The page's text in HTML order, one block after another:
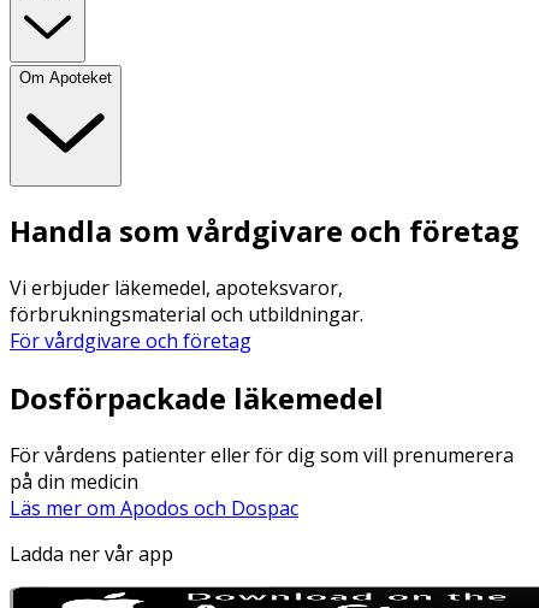
Om Apoteket
Handla som vårdgivare och företag
Vi erbjuder läkemedel, apoteksvaror,
förbrukningsmaterial och utbildningar.
För vårdgivare och företag
Dosförpackade läkemedel
För vårdens patienter eller för dig som vill prenumerera
på din medicin
Läs mer om Apodos och Dospac
Ladda ner vår app